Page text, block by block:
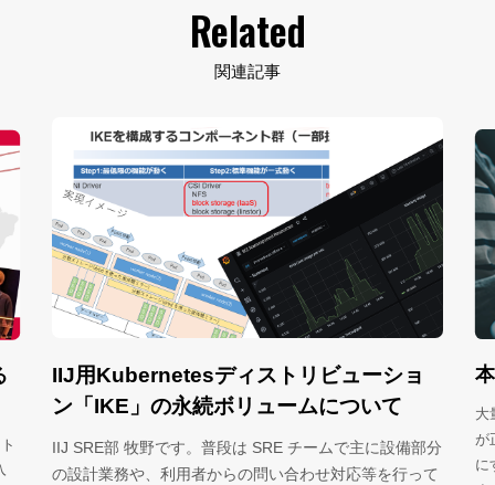
Related
関連記事
トリビューショ
ームについて
チームで主に設備部分
い合わせ対応等を行って
本当に必要なアラートだけ
大量のアラートを、どうさばくか サー
が正常に作動しているかどうか監視し
にすばやく対応するのは、運用担当者